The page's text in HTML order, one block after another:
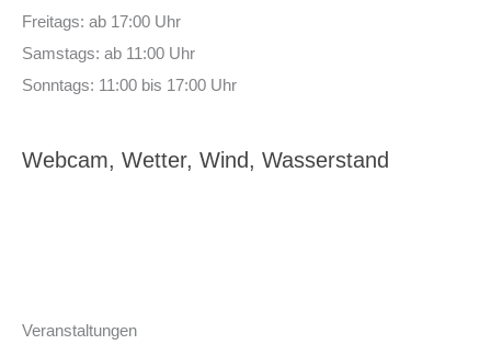
Freitags: ab 17:00 Uhr
Samstags: ab 11:00 Uhr
Sonntags: 11:00 bis 17:00 Uhr
Webcam, Wetter, Wind, Wasserstand
Veranstaltungen